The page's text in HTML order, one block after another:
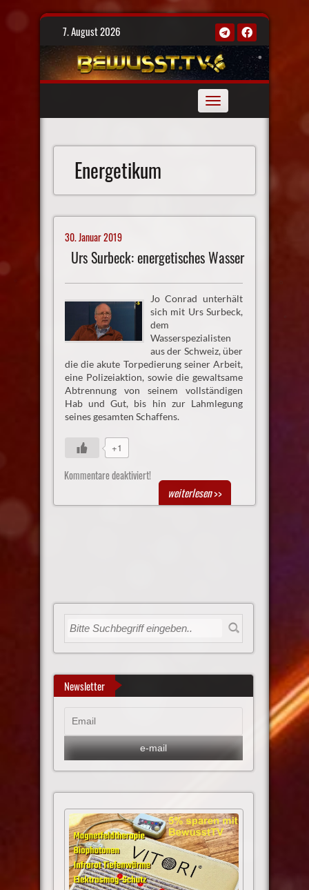
Skip
7. August 2026
Toggle
navigation
Energetikum
30. Januar 2019
Urs Surbeck: energetisches Wasser
Jo Conrad unterhält
sich mit Urs Surbeck,
dem
Wasserspezialisten
aus der Schweiz, über
die die akute Torpedierung seiner Arbeit,
eine Polizeiaktion, sowie die gewaltsame
Abtrennung von seinem vollständigen
Hab und Gut, bis hin zur Lahmlegung
seines gesamten Schaffens.
+1
Kommentare deaktiviert!
weiterlesen>>
Newsletter